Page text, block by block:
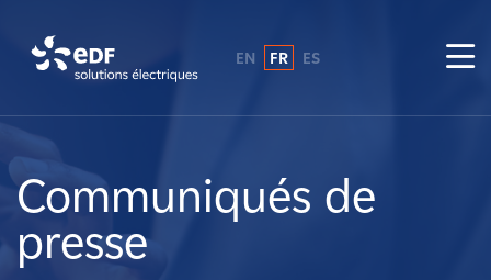
A propos de nous
Ce que nous faisons
EN FR ES
Communiqués de
presse